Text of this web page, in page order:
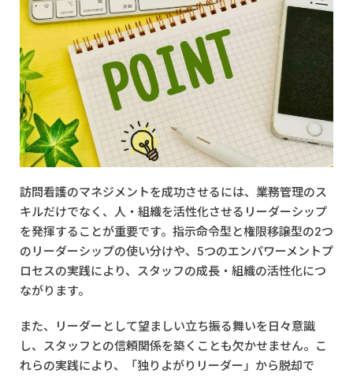
訪問看護のマネジメントを成功させるには、業務管理のス
キルだけでなく、人・組織を活性化させるリーダーシップ
を発揮することが重要です。指示命令型と権限移譲型の2つ
のリーダーシップの使い分けや、5つのエンパワーメントプ
ロセスの実践により、スタッフの成長・組織の活性化につ
ながります。
また、リーダーとして望ましい立ち振る舞いを日々意識
し、スタッフとの信頼関係を築くことも欠かせません。こ
れらの実践により、「独りよがりリーダー」から脱却で